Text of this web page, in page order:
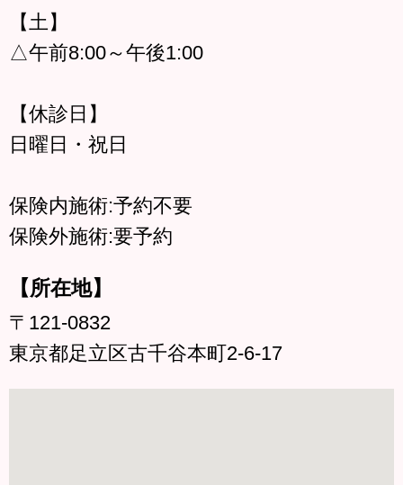
【土】
△午前8:00～午後1:00
【休診日】
日曜日・祝日
保険内施術:予約不要
保険外施術:要予約
【所在地】
〒121-0832
東京都足立区古千谷本町2-6-17